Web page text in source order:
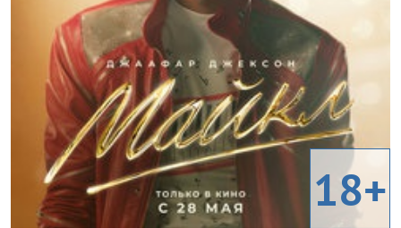
18+